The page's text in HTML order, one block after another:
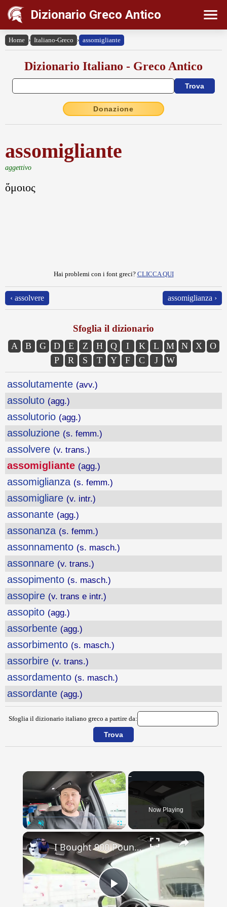
Dizionario Greco Antico
Home › Italiano-Greco › assomigliante
Dizionario Italiano - Greco Antico
Donazione
assomigliante
aggettivo
ὅμοιος
Hai problemi con i font greci? CLICCA QUI
‹ assolvere assomiglianza ›
Sfoglia il dizionario
A B G D E Z H Q I K L M N X
O
P
R S T Y F C J W
assolutamente (avv.)
assoluto (agg.)
assolutorio (agg.)
assoluzione (s. femm.)
assolvere (v. trans.)
assomigliante (agg.)
assomiglianza (s. femm.)
assomigliare (v. intr.)
assonante (agg.)
assonanza (s. femm.)
assonnamento (s. masch.)
assonnare (v. trans.)
assopimento (s. masch.)
assopire (v. trans e intr.)
assopito (agg.)
assorbente (agg.)
assorbimento (s. masch.)
assorbire (v. trans.)
assordamento (s. masch.)
assordante (agg.)
Sfoglia il dizionario italiano greco a partire da:
×
Now Playing
×
Play
I Bought 900 Pounds of Survival Food! Vlog